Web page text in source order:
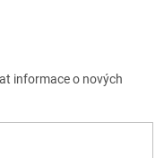
informace o nových